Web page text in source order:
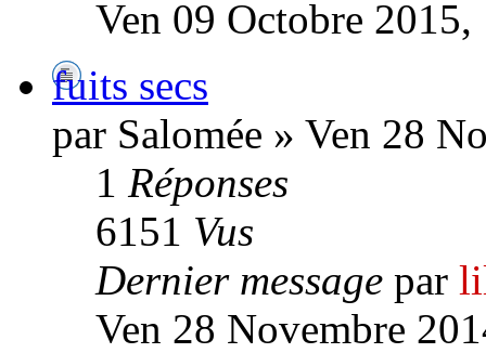
Ven 09 Octobre 2015,
fuits secs
par Salomée » Ven 28
1 Réponses
6151 Vus
Dernier message par
Ven 28 Novembre